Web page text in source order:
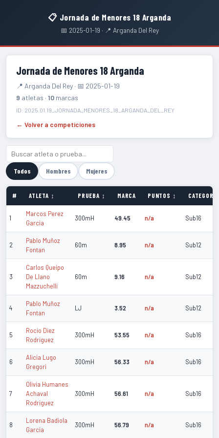
📋 Jornada de Menores 18 Arganda
📅 2025-01-19 · 📍 Arganda Del Rey
Jornada de Menores 18 Arganda
📍 Arganda Del Rey · 📅 2025-01-19
9 atletas · 10 marcas
ID: 2025.01.19_JORNADA_MENORES_18_ARGANDA_DEL_REY
← Volver a competiciones
Todos Hombres Mujeres
# ATLETA ↕ PRUEBA ↕ MARCA PUNTOS ↕
1
Marcos Perez
Garcia
300mH 49.45 n/a Sub16
2
Pablo Muñoz
Fontan
60m 8.95 n/a Sub12
3
Carlos Queipo
De Llano
Mazzuchelli
60m 9.16 n/a Sub12
4
Pablo Muñoz
Fontan
LJ 3.52 n/a Sub12
5
Rocio Diez
Rodriguez
300mH 53.55 n/a Sub16
6
Alicia Lugo
Gregori
300mH 56.33 n/a Sub16
7
Olivia Humanes
Achaval
Rodriguez
300mH 56.61 n/a Sub16
8
Lorena Badiola
Garcia
300mH 56.79 n/a Sub16